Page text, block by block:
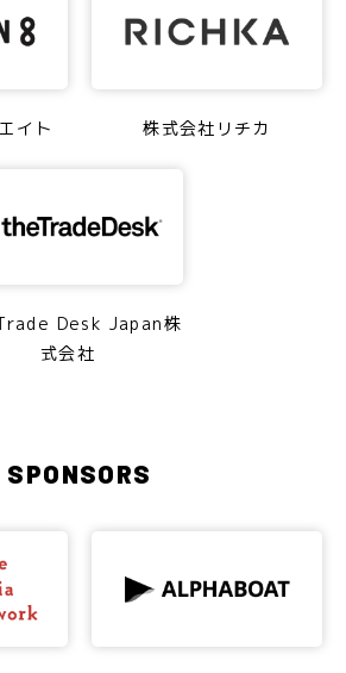
イト 株式会社リチカ
Desk Japan株
式会社
SPONSORS